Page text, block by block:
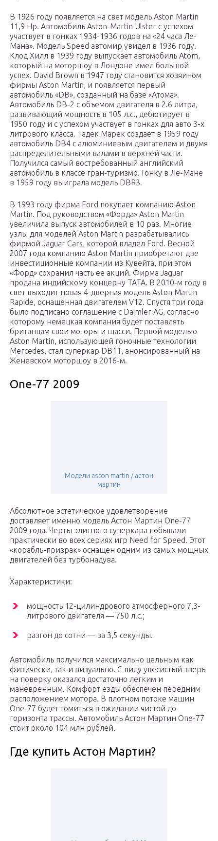
В 1926 году появляется на свет модель Aston Martin
11,9 Hp. Автомобиль Aston-Martin Ulster с успехом
участвует в гонках 1934-1936 годов на «24 часа Ле-
Мана». Модель Speed автомир увидел в 1936 году.
Клод Хилл в 1939 году выпускает автомобиль Atom,
который на моторшоу в Лондоне имел большой
успех. David Brown в 1947 году становится хозяином
фирмы Aston Martin, и появляется первый
автомобиль «DB», созданный на базе «Атома».
Автомобиль DB-2 с объемом двигателя в 2.6 литра,
развивающий мощность в 105 л.с., дебютирует в
1950 году и с успехом участвует в гонках для авто 3-х
литрового класса. Тадек Марек создает в 1959 году
автомобиль DB4 с алюминиевым двигателем и двумя
распределительными валами в верхней части.
Получился самый востребованный английский
автомобиль в классе гран-туризмо. Гонку в Ле-Мане
в 1959 году выиграла модель DBR3.
В 1993 году фирма Ford покупает компанию Aston
Мartin. Под руководством «Форда» Aston Мartin
увеличила выпуск автомобилей в 10 раз. Многие
узлы для моделей Aston Martin разрабатывались
фирмой Jaguar Cars, которой владел Ford. Весной
2007 года компанию Aston Martin приобретают две
инвестиционные компании из Кувейта, при этом
«Форд» сохранил часть ее акций. Фирма Jaguar
продана индийскому концерну TATA. В 2010-м году в
свет выходит новая 4-дверная модель Aston Martin
Rapide, оснащенная двигателем V12. Спустя три года
было подписано соглашение с Daimler AG, согласно
которому немецкая компания будет поставлять
британцам свои моторы и шасси. Первой моделью
Aston Martin, использующей гоночные технологии
Mercedes, стал суперкар DB11, анонсированный на
Женевском моторшоу в 2016-м.
One-77 2009
Модели aston martin / астон
мартин
Абсолютное эстетическое удовлетворение
доставляет именно модель Астон Мартин One-77
2009 года. Черты элитного суперкара побывали
практически во всех сериях игр Need for Speed. Этот
«корабль-призрак» оснащен одним из самых мощных
двигателей без турбонадува.
Характеристики:
мощность 12-цилиндрового атмосферного 7,3-
литрового двигателя — 750 л.с.;
разгон до сотни — за 3,5 секунды.
Автомобиль получился максимально цельным как
физически, так и визуально. С виду увесистый зверь
на поверку оказался достаточно легким и
маневренным. Комфорт езды обеспечен передним
расположением мотора. В плотном потоке машин
One-77 будет томиться в ожидании чистой до
горизонта трассы. Автомобиль Астон Мартин One-77
стоит около 104 млн рублей.
Где купить Астон Мартин?